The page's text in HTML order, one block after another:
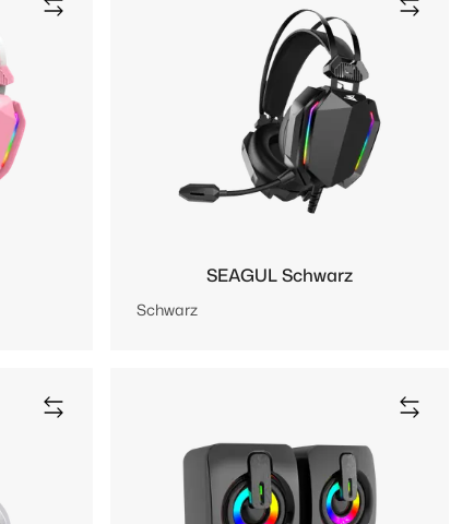
SEAGUL Schwarz
Schwarz